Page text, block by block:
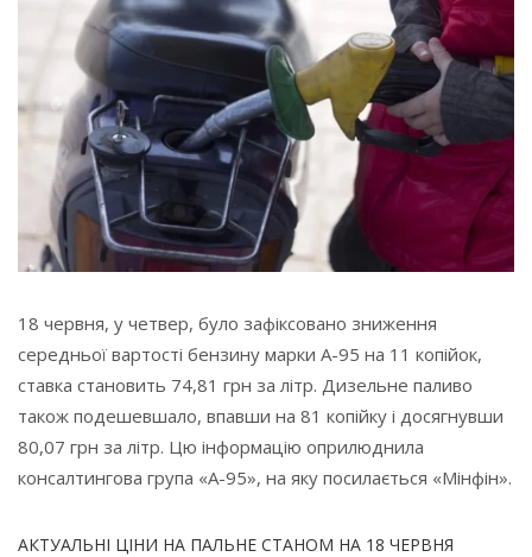
18 червня, у четвер, було зафіксовано зниження
середньої вартості бензину марки А-95 на 11 копійок,
ставка становить 74,81 грн за літр. Дизельне паливо
також подешевшало, впавши на 81 копійку і досягнувши
80,07 грн за літр. Цю інформацію оприлюднила
консалтингова група «А-95», на яку посилається «Мінфін».
АКТУАЛЬНІ ЦІНИ НА ПАЛЬНЕ СТАНОМ НА 18 ЧЕРВНЯ